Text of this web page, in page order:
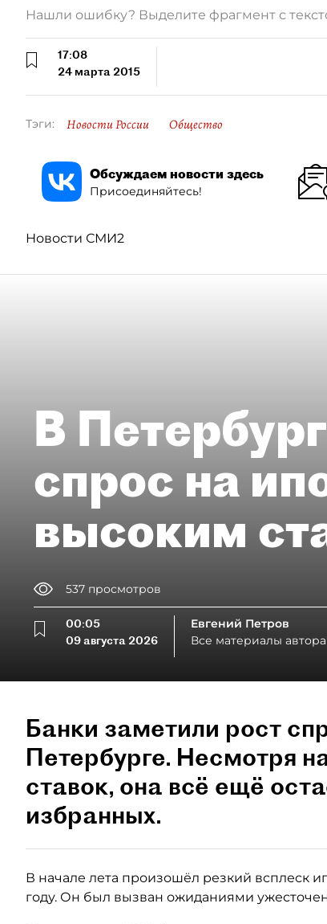
Нашли ошибку? Выделите фрагмент с
17:08
24 марта 2015
Тэги: Новости России Общество
Обсуждаем новости здесь
Присоединяйтесь!
Новости СМИ2
В
спрос на
высоким
537 просмотров
00:05
09 августа 2026
Евгений Петров
Все материалы автора
Банки заметили рост
Петербурге. Несмотря
ставок, она всё ещё
избранных.
В начале лета произошёл резкий всплеск
году. Он был вызван ожиданиями